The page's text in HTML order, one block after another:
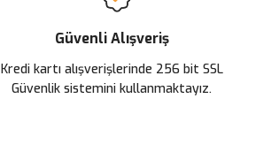
Güvenli Alışveriş
Kredi kartı alışverişlerinde 256 bit SSL
Güvenlik sistemini kullanmaktayız.